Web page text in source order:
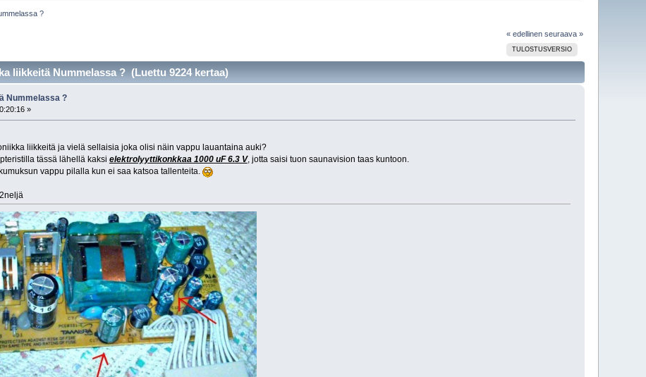
?
« edellinen seuraava »
TULOSTUSVERSIO
liikkeitä Nummelassa ? (Luettu 9224 kertaa)
Nummelassa ?
»
liikkeitä ja vielä sellaisia joka olisi näin vappu lauantaina auki?
tässä lähellä kaksi elektrolyyttikonkkaa 1000 uF 6.3 V, jotta saisi tuon saunavision taas kuntoon.
vappu pilalla kun ei saa katsoa tallenteita.